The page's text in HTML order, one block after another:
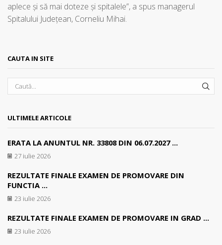
aplece și să mai doteze și spitalele”, a spus managerul
Spitalului Județean, Corneliu Mihai.
CAUTA IN SITE
ULTIMELE ARTICOLE
ERATA LA ANUNTUL NR. 33808 DIN 06.07.2027 ...
27 iulie 2026
REZULTATE FINALE EXAMEN DE PROMOVARE DIN
FUNCTIA ...
23 iulie 2026
REZULTATE FINALE EXAMEN DE PROMOVARE IN GRAD ...
23 iulie 2026